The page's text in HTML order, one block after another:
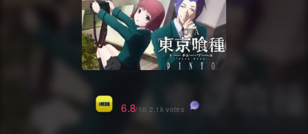
国内TV番組・ドラマ
国内映画
アジアTV番組・ドラマ
アジア映画
Netflix 全作品ラインナップ
Netflix配信作品カスタム検索
VOD 総合作品情報
6.8/10 2.1k votes